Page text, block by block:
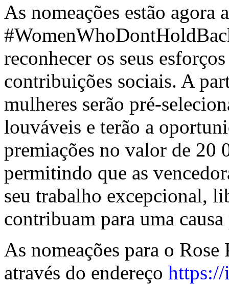
As nomeações estão agora
reconhecer os seus
contribuições sociais. A
mulheres serão pré-
louváveis e terão a
premiações no valor de 20
permitindo que as
seu trabalho excepcional,
contribuam para uma
As nomeações para o
através do endereço https://